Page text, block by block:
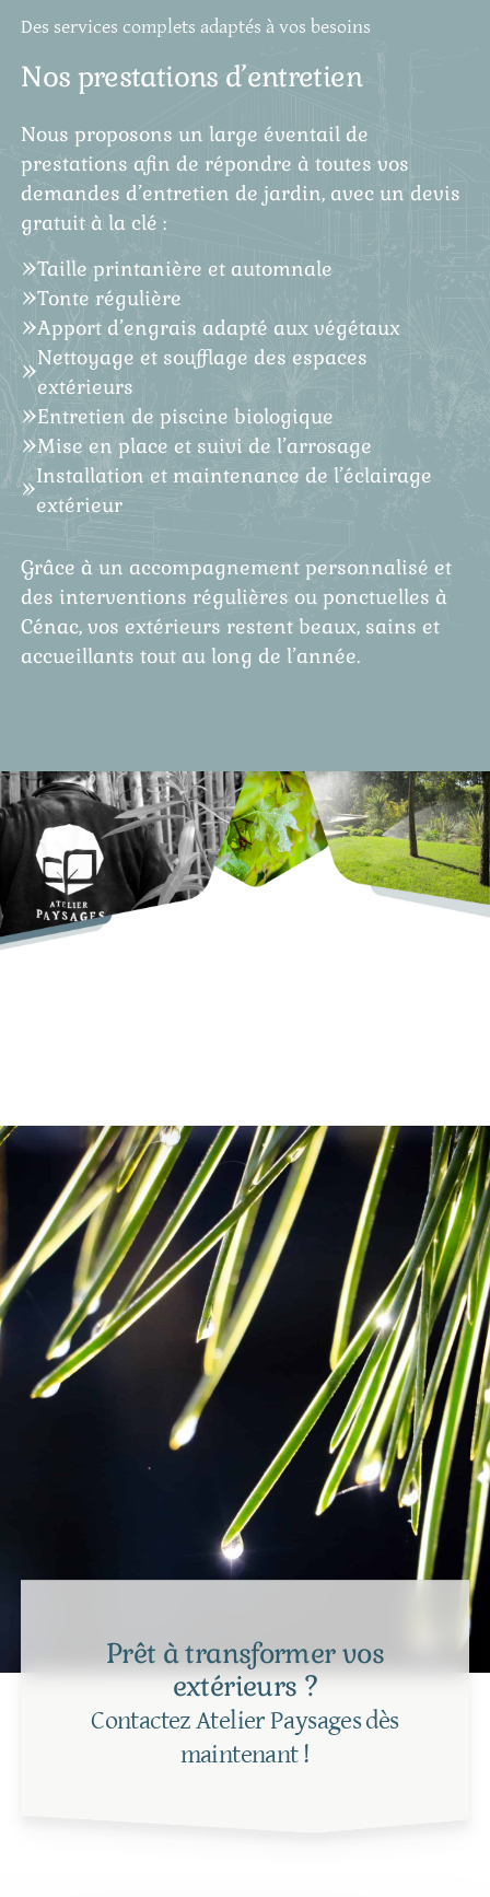
Des services complets adaptés à vos besoins
Nos prestations d’entretien
Nous proposons un large éventail de
prestations afin de répondre à toutes vos
demandes d’entretien de jardin, avec un devis
gratuit à la clé :
Taille printanière et automnale
Tonte régulière
Apport d’engrais adapté aux végétaux
Nettoyage et soufflage des espaces
extérieurs
Entretien de piscine biologique
Mise en place et suivi de l’arrosage
Installation et maintenance de l’éclairage
extérieur
Grâce à un accompagnement personnalisé et
des interventions régulières ou ponctuelles à
Cénac, vos extérieurs restent beaux, sains et
accueillants tout au long de l’année.
Prêt à transformer vos
extérieurs ?
Contactez Atelier Paysages dès
maintenant !